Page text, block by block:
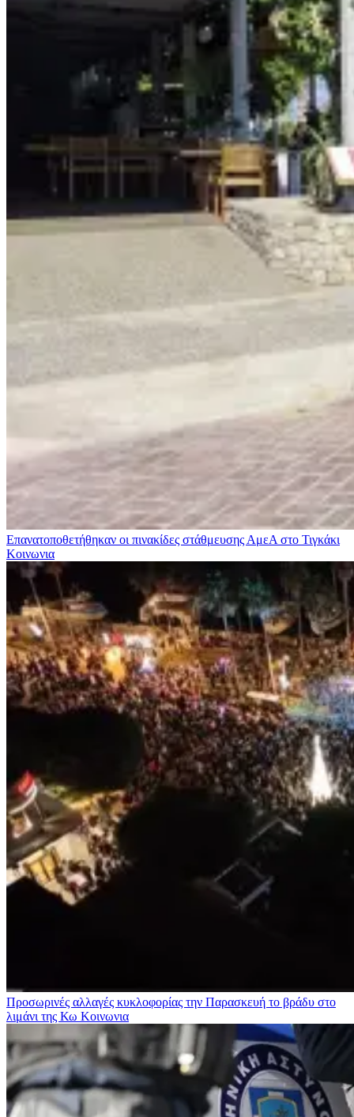
Επανατοποθετήθηκαν οι πινακίδες στάθμευσης ΑμεΑ στο Τιγκάκι
Κοινωνια
Προσωρινές αλλαγές κυκλοφορίας την Παρασκευή το βράδυ στο
λιμάνι της Κω Κοινωνια